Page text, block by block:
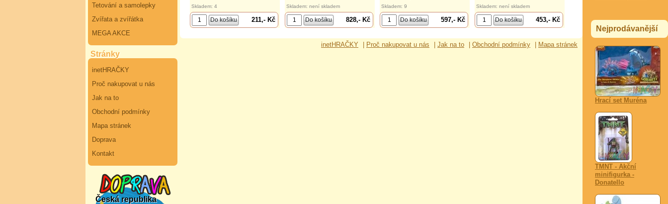
Nejprodávanější
Hrací set Muréna
TMNT - Akční
minifigurka -
Donatello
Tetování a samolepky
Zvířata a zvířátka
MEGA AKCE
Stránky
inetHRAČKY
Proč nakupovat u nás
Jak na to
Obchodní podmínky
Mapa stránek
Doprava
Kontakt
Česká republika
Skladem: 4
211,- Kč
Skladem: není skladem
828,- Kč
Skladem: 9
597,- Kč
Skladem: není skladem
453,- Kč
inetHRAČKY Proč nakupovat u nás Jak na to Obchodní podmínky Mapa stránek